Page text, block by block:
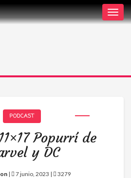
PODCAST
Popurrí de
y DC
| 7 junio, 2023 | 3279